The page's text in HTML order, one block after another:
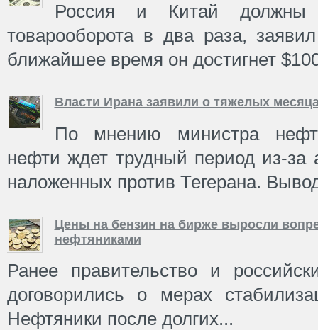
Россия и Китай должны
товарооборота в два раза,
ближайшее время он достигнет
Власти Ирана заявили о тяжелых
По мнению министра
нефти ждет трудный период из-за
наложенных против Тегерана.
Цены на бензин на бирже выросли
нефтяниками
Ранее правительство и
договорились о мерах
Нефтяники после долгих...